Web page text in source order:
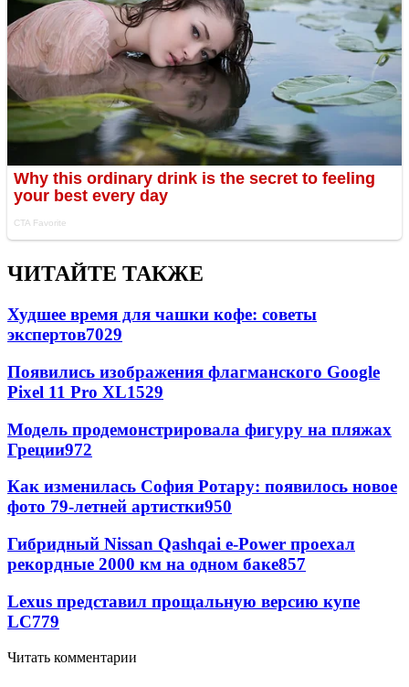
ЧИТАЙТЕ ТАКЖЕ
Худшее время для чашки кофе: советы
экспертов7029
Появились изображения флагманского Google
Pixel 11 Pro XL1529
Модель продемонстрировала фигуру на пляжах
Греции972
Как изменилась София Ротару: появилось новое
фото 79-летней артистки950
Гибридный Nissan Qashqai e-Power проехал
рекордные 2000 км на одном баке857
Lexus представил прощальную версию купе
LC779
Читать комментарии